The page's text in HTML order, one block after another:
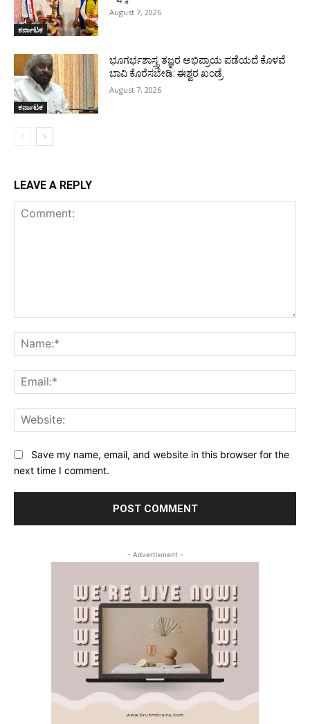
ಕರ್ನಾಟಕ
August 7, 2026
ಕರ್ನಾಟಕ
ಭೂಗರ್ಭಶಾಸ್ತ್ರ ತಜ್ಞರ ಅಭಿಪ್ರಾಯ ಪಡೆಯದೆ ಕೊಳವೆ
ಬಾವಿ ಕೊರೆಸಬೇಡಿ: ಈಶ್ವರ ಖಂಡ್ರೆ
August 7, 2026
LEAVE A REPLY
Save my name, email, and website in this browser for the
next time I comment.
- Advertisment -